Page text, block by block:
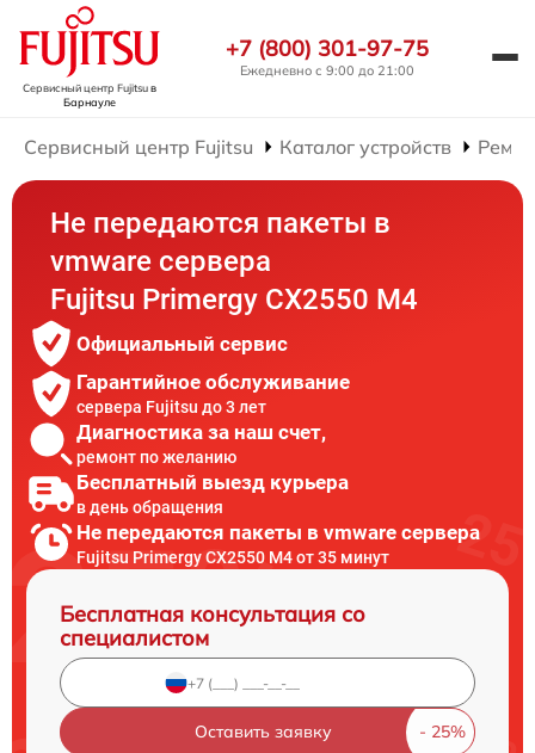
Сервисный центр Fujitsuв
Барнауле
+7 (800) 301-97-75
Ежедневно с 9:00 до 21:00
Сервисный центр Fujitsu Каталог устройств
Не передаются пакеты в
vmware сервера
Fujitsu Primergy CX2550 M4
Официальный сервис
Гарантийное обслуживание
сервера Fujitsu до 3 лет
Диагностика за наш счет,
ремонт по желанию
Бесплатный выезд курьера
в день обращения
Не передаются пакеты в vmware сервера
Fujitsu Primergy CX2550 M4 от 35 минут
Бесплатная консультация со
специалистом
Оставить заявку